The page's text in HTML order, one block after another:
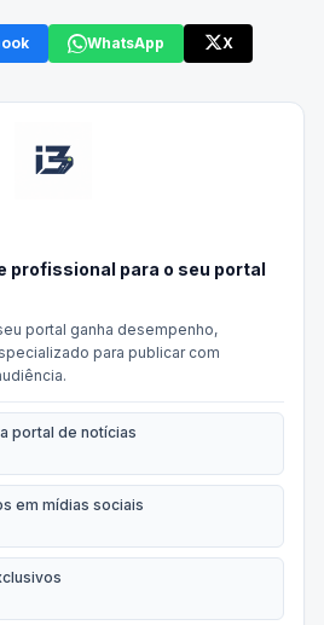
WhatsApp X
profissional para o seu portal
portal ganha desempenho,
para publicar com
portal de notícias
em mídias sociais